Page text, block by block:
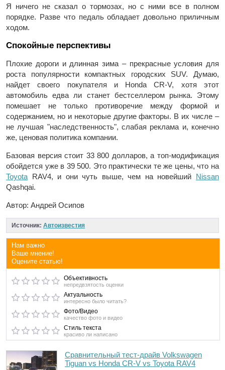
Я ничего не сказал о тормозах, но с ними все в полном
порядке. Разве что педаль обладает довольно приличным
ходом.
Спокойные перспективы
Плохие дороги и длинная зима – прекрасные условия для
роста популярности компактных городских SUV. Думаю,
найдет своего покупателя и Honda CR-V, хотя этот
автомобиль едва ли станет бестселлером рынка. Этому
помешает не только противоречие между формой и
содержанием, но и некоторые другие факторы. В их числе –
не лучшая "наследственность", слабая реклама и, конечно
же, ценовая политика компании.
Базовая версия стоит 33 800 долларов, а топ-модификация
обойдется уже в 39 500. Это практически те же цены, что на
Toyota RAV4, и они чуть выше, чем на новейший Nissan
Qashqai.
Автор: Андрей Осипов
Источник: Автоизвестия
Нам важно
Ваше мнение!
Оцените статью!
Объективность
непредвзятость оценки
Актуальность
интересно было читать?
Фото/Видео
качество фото и видео
Стиль текста
красиво ли написано
Сравнительный тест-драйв Volkswagen
Tiguan vs Honda CR-V vs Toyota RAV4